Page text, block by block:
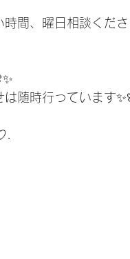
間、曜日相談くだ
随時行っています